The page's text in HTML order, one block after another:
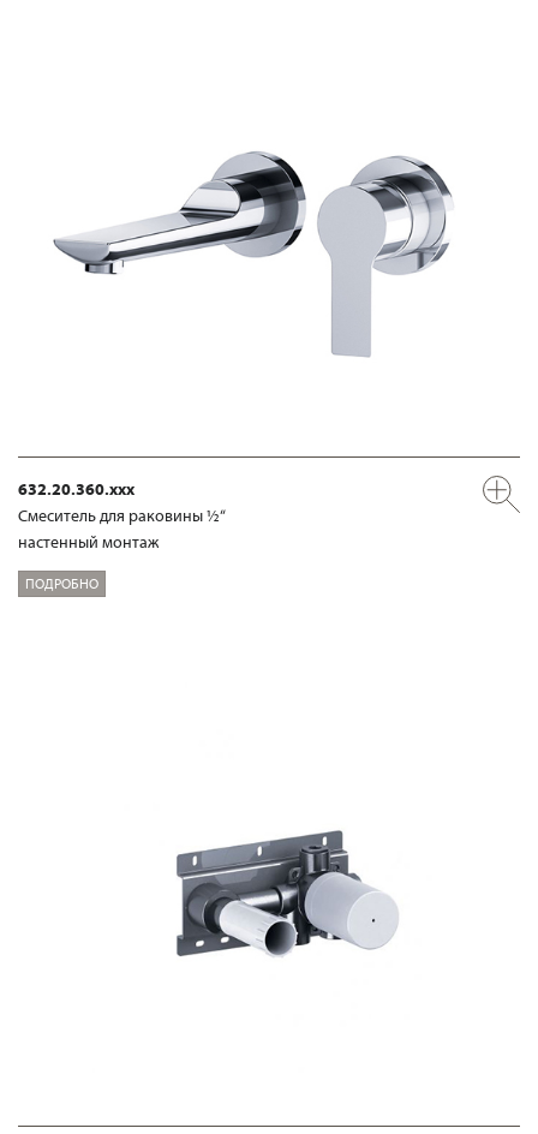
632.20.360.xxx
Смеситель для раковины ½“
настенный монтаж
ПОДРОБНО